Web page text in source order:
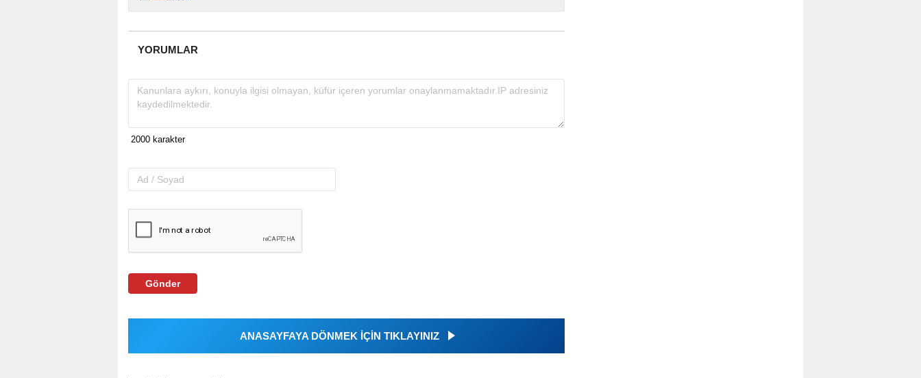
YORUMLAR
Gönder
ANASAYFAYA DÖNMEK İÇİN TIKLAYINIZ